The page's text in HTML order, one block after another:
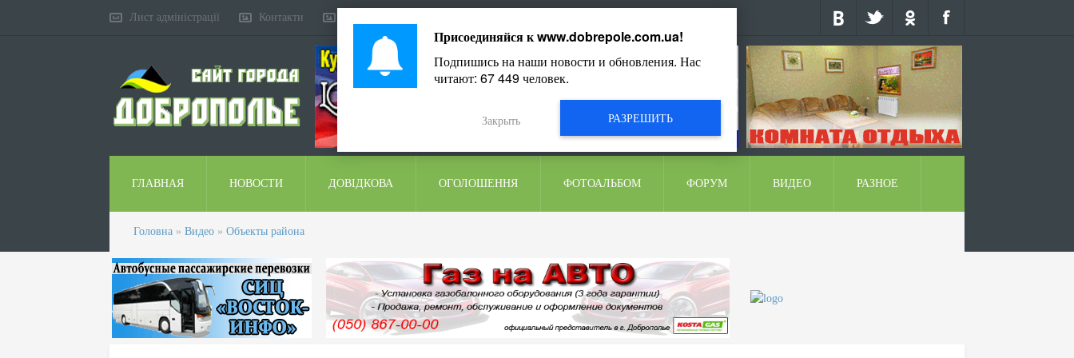
Лист адміністрації Контакти
ГЛАВНАЯ НОВОСТИ ДОВІДКОВА ОГОЛОШЕННЯ ФОТОАЛЬБОМ ФОРУМ ВИДЕО РАЗНОЕ
Головна » Видео » Объекты района
Присоединяйся кwww.dobrepole.com.ua!
Подпишись на наши новости и обновления. Нас
читают: 67 449человек.
РАЗРЕШИТЬ
Закрыть